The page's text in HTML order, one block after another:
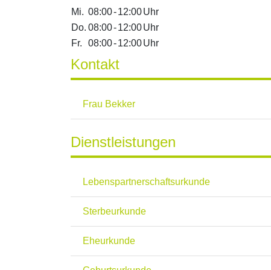
Mi. 08:00-12:00Uhr
Do. 08:00-12:00Uhr
Fr.
08:00-12:00Uhr
Kontakt
Frau Bekker
Dienstleistungen
Lebenspartnerschaftsurkunde
Sterbeurkunde
Eheurkunde